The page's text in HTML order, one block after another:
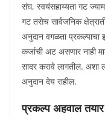
संघ, स्वयंसहाय्यता गट
गट तसेच सार्वजनिक
अनुदान वगळता प्रकल्पाचा
कर्जाची अट असणार नाही
सादर करावे लागतील. अशा
अनुदान देय राहील.
प्रकल्प अहवाल